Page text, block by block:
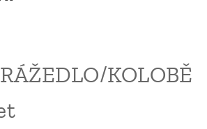
KOLOBĚ